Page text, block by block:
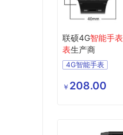
联硕4G智能手表
表生产商
4G智能手表
智能3G手表
￥ 208.00